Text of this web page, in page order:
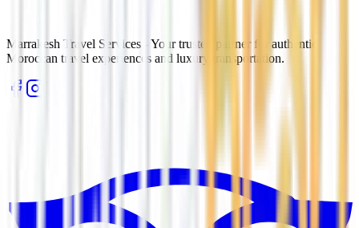
Marrakesh Travel Services - Your trusted partner for authentic
Moroccan travel experiences and luxury transportation.